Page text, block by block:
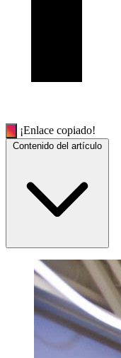
¡Enlace copiado!
Contenido del artículo